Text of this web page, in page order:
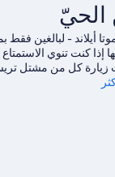
الحيّ
أيلاند - لبالغين
إذا كنت تنوي
زيارة كل من مشتل